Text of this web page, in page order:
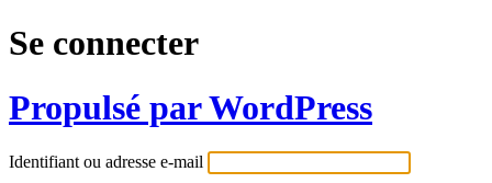
Se connecter
Propulsé par WordPress
Identifiant ou adresse e-mail